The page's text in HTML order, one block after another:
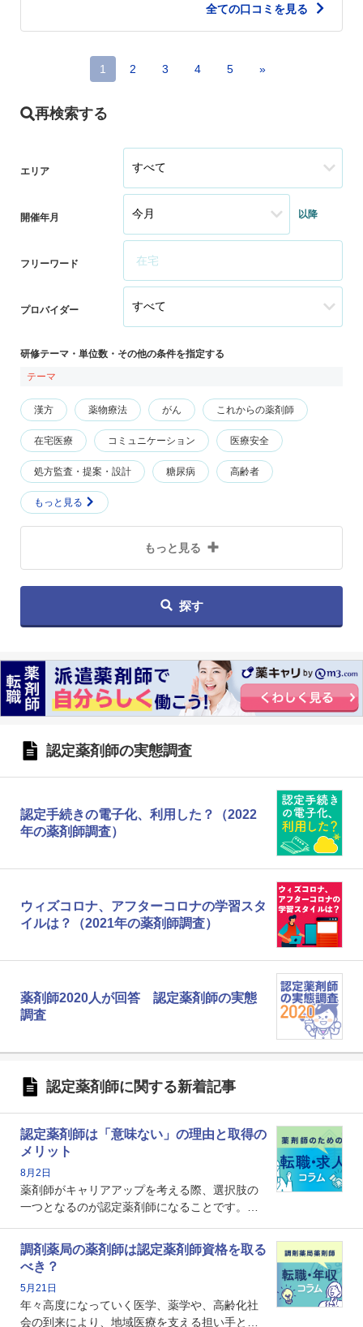
全ての口コミを見る
1 2 3 4 5 »
再検索する
エリア
開催年月 以降
フリーワード
プロバイダー
研修テーマ・単位数・その他の条件を指定する
テーマ
漢方 薬物療法 がん これからの薬剤師
在宅医療 コミュニケーション 医療安全
処方監査・提案・設計 糖尿病 高齢者
もっと見る
もっと見る
探す
認定薬剤師の実態調査
認定手続きの電子化、利用した？（2022
年の薬剤師調査）
ウィズコロナ、アフターコロナの学習スタ
イルは？（2021年の薬剤師調査）
薬剤師2020人が回答 認定薬剤師の実態
調査
認定薬剤師に関する新着記事
認定薬剤師は「意味ない」の理由と取得の
メリット
8月2日
薬剤師がキャリアアップを考える際、選択肢の
一つとなるのが認定薬剤師になることです。し
という声を聞いたことがあるかもしれません。
本記事では、認定薬剤師が「意味ない」といわ
れる理由や、取得するメリット、年収・キャリ
アへの影響を解説します。
調剤薬局の薬剤師は認定薬剤師資格を取る
べき？
5月21日
年々高度になっていく医学、薬学や、高齢化社
会の到来により、地域医療を支える担い手とし